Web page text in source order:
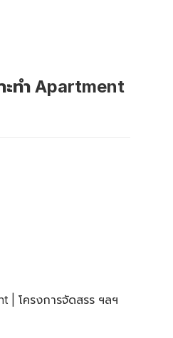
ทำ Apartment
| โครงการจัดสรร ฯลฯ